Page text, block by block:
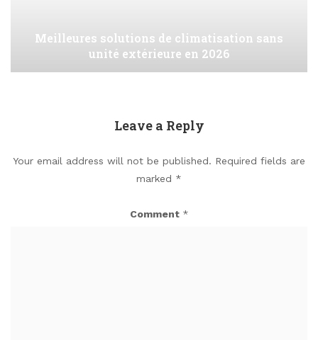
Meilleures solutions de climatisation sans
unité extérieure en 2026
Leave a Reply
Your email address will not be published. Required fields are
marked *
Comment *